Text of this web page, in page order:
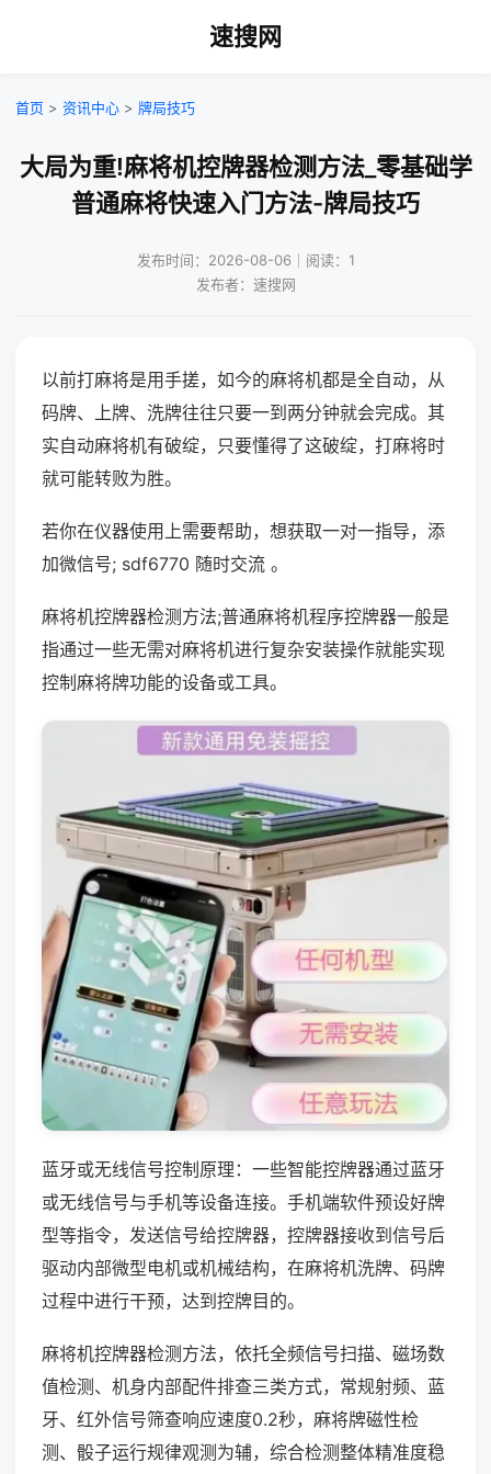
速搜网
首页 > 资讯中心 > 牌局技巧
大局为重!麻将机控牌器检测方法_零基础学
普通麻将快速入门方法-牌局技巧
发布时间：2026-08-06｜阅读：1
发布者：速搜网
以前打麻将是用手搓，如今的麻将机都是全自动，从
码牌、上牌、洗牌往往只要一到两分钟就会完成。其
实自动麻将机有破绽，只要懂得了这破绽，打麻将时
就可能转败为胜。
若你在仪器使用上需要帮助，想获取一对一指导，添
加微信号; sdf6770 随时交流 。
麻将机控牌器检测方法;普通麻将机程序控牌器一般是
指通过一些无需对麻将机进行复杂安装操作就能实现
控制麻将牌功能的设备或工具。
蓝牙或无线信号控制原理：一些智能控牌器通过蓝牙
或无线信号与手机等设备连接。手机端软件预设好牌
型等指令，发送信号给控牌器，控牌器接收到信号后
驱动内部微型电机或机械结构，在麻将机洗牌、码牌
过程中进行干预，达到控牌目的。
麻将机控牌器检测方法，依托全频信号扫描、磁场数
值检测、机身内部配件排查三类方式，常规射频、蓝
牙、红外信号筛查响应速度0.2秒，麻将牌磁性检
测、骰子运行规律观测为辅，综合检测整体精准度稳